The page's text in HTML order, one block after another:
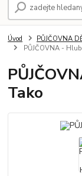
Úvod PŮJČOVNA
PŮJČOVNA -
Tako